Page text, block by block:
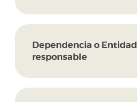
Dependencia o Entidad
responsable